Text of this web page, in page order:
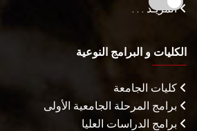
المزيـد . . .
الكليات و البرامج النوعية
كليات الجامعة
برامج المرحلة الجامعية الأولى
برامج الدراسات العليا